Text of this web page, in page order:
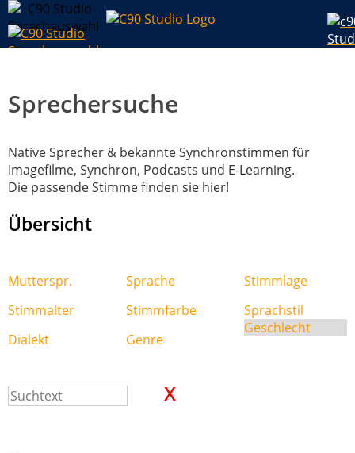
Sprechersuche
Native Sprecher & bekannte Synchronstimmen für
Imagefilme, Synchron, Podcasts und E-Learning.
Die passende Stimme finden sie hier!
Übersicht